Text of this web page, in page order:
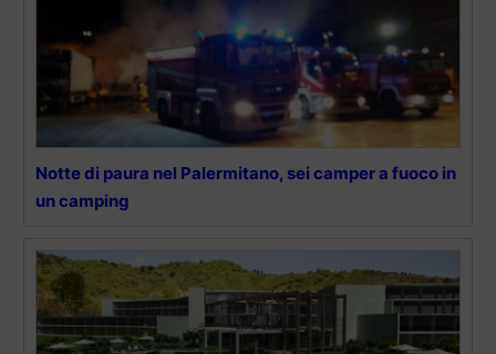
Notte di paura nel Palermitano, sei camper a fuoco in
un camping